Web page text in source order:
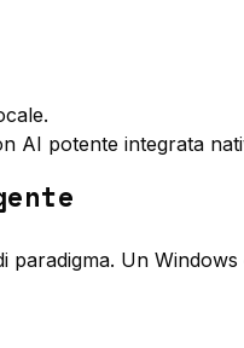
AI potente integrata
Un